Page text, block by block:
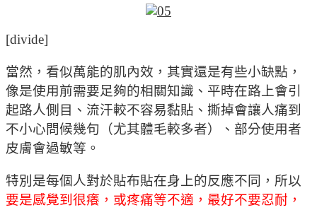
[divide]
當然，看似萬能的肌內效，其實還是有些小缺點，
像是使用前需要足夠的相關知識、平時在路上會引
起路人側目、流汗較不容易黏貼、撕掉會讓人痛到
不小心問候幾句（尤其體毛較多者）、部分使用者
皮膚會過敏等。
特別是每個人對於貼布貼在身上的反應不同，所以
要是感覺到很癢，或疼痛等不適，最好不要忍耐，